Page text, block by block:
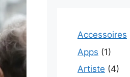
Accessoires
Apps (1)
Artiste (4)